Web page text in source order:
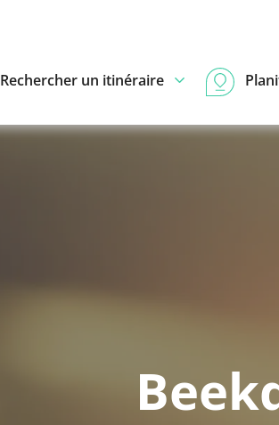
Rechercher un itinéraire